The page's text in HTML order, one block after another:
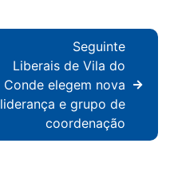
Seguinte
Liberais de Vila do
Conde elegem nova
liderança e grupo de
coordenação